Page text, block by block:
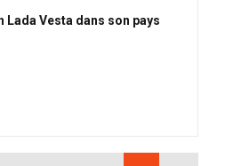
Lada Vesta dans son pays